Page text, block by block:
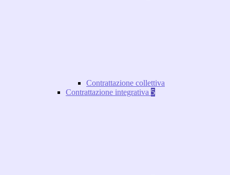
Contrattazione collettiva
Contrattazione integrativa 5